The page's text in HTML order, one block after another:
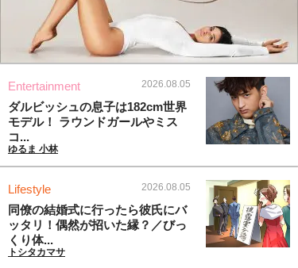
Entertainment 2026.08.05
ダルビッシュの息子は182cm世界
モデル！ ラウンドガールやミス
コ...
ゆるま 小林
Lifestyle 2026.08.05
同僚の結婚式に行ったら彼氏にバ
ッタリ！偶然が招いた縁？／びっ
くり体...
トシタカマサ